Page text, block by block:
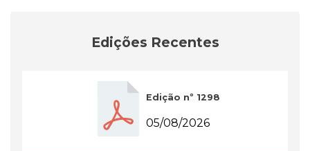
Edições Recentes
Edição nº 1298
05/08/2026